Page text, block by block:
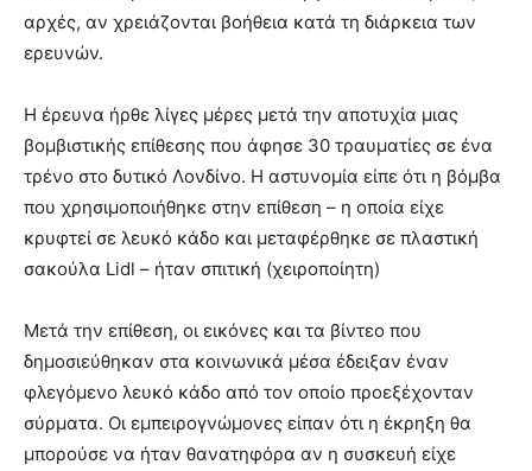
αρχές, αν χρειάζονται βοήθεια κατά τη διάρκεια των
ερευνών.
Η έρευνα ήρθε λίγες μέρες μετά την αποτυχία μιας
βομβιστικής επίθεσης που άφησε 30 τραυματίες σε ένα
τρένο στο δυτικό Λονδίνο. Η αστυνομία είπε ότι η βόμβα
που χρησιμοποιήθηκε στην επίθεση – η οποία είχε
κρυφτεί σε λευκό κάδο και μεταφέρθηκε σε πλαστική
σακούλα Lidl – ήταν σπιτική (χειροποίητη)
Μετά την επίθεση, οι εικόνες και τα βίντεο που
δημοσιεύθηκαν στα κοινωνικά μέσα έδειξαν έναν
φλεγόμενο λευκό κάδο από τον οποίο προεξέχονταν
σύρματα. Οι εμπειρογνώμονες είπαν ότι η έκρηξη θα
μπορούσε να ήταν θανατηφόρα αν η συσκευή είχε